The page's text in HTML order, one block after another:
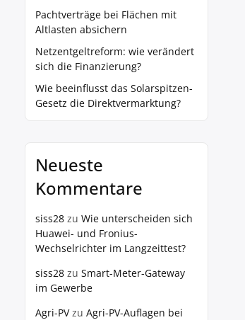
Pachtverträge bei Flächen mit
Altlasten absichern
Netzentgeltreform: wie verändert
sich die Finanzierung?
Wie beeinflusst das Solarspitzen-
Gesetz die Direktvermarktung?
Neueste
Kommentare
siss28 zu Wie unterscheiden sich
Huawei- und Fronius-
Wechselrichter im Langzeittest?
siss28 zu Smart-Meter-Gateway
im Gewerbe
Agri-PVzu Agri-PV-Auflagen bei